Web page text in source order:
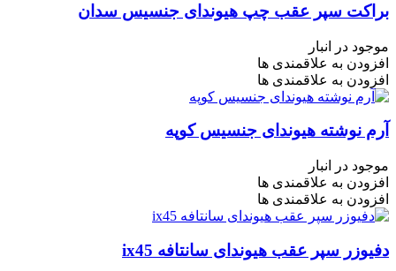
براکت سپر عقب چپ هیوندای جنسیس سدان
موجود در انبار
افزودن به علاقمندی ها
افزودن به علاقمندی ها
آرم نوشته هیوندای جنسیس کوپه
موجود در انبار
افزودن به علاقمندی ها
افزودن به علاقمندی ها
دفیوزر سپر عقب هیوندای سانتافه ix45